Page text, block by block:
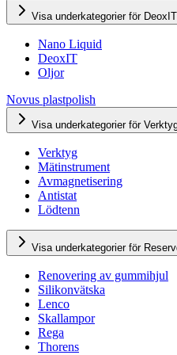
Visa underkategorier för
Nano Liquid
DeoxIT
Oljor
Novus plastpolish
Visa underkategorier för
Verktyg
Mätinstrument
Avmagnetisering
Antistat
Lödtenn
Visa underkategorier för
Renovering av gummihjul
Silikonvätska
Lenco
Skallampor
Rega
Thorens